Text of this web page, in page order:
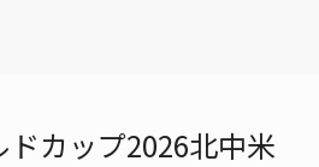
ドカップ2026北中米